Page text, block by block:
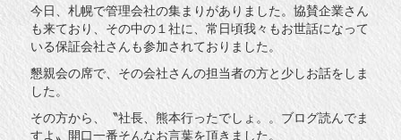
今日、札幌で管理会社の集まりがありました。協賛企業さん
も来ており、その中の１社に、常日頃我々もお世話になって
いる保証会社さんも参加されておりました。
懇親会の席で、その会社さんの担当者の方と少しお話をしま
した。
その方から、〝社長、熊本行ったでしょ。。ブログ読んでま
すよ〟開口一番そんなお言葉を頂きました。